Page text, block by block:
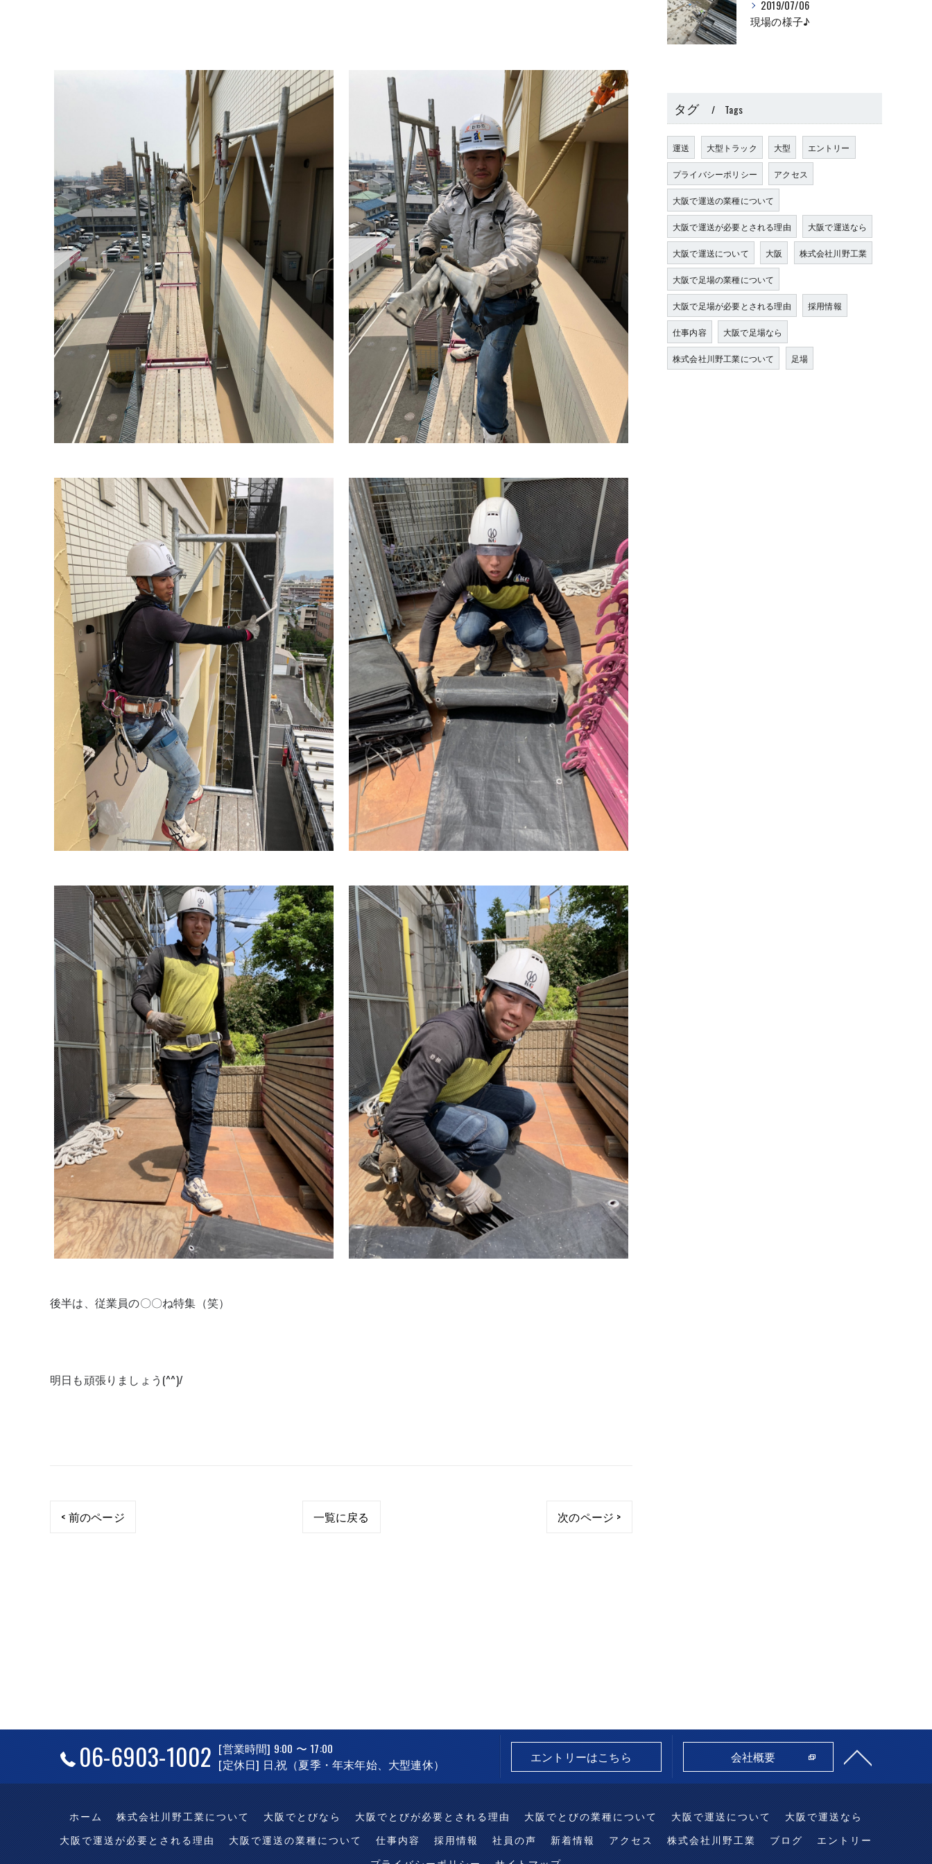
後半は、従業員の〇〇ね特集（笑）
明日も頑張りましょう(^^)/
< 前のページ 一覧に戻る 次のページ >
2019/07/06
現場の様子♪
タグ Tags
運送 大型トラック 大型 エントリー
プライバシーポリシー アクセス
大阪で運送の業種について
大阪で運送が必要とされる理由 大阪で運送なら
大阪で運送について 大阪 株式会社川野工業
大阪で足場の業種について
大阪で足場が必要とされる理由 採用情報
仕事内容 大阪で足場なら
株式会社川野工業について 足場
06-6903-1002 [営業時間] 9:00 〜 17:00
[定休日] 日,祝（夏季・年末年始、大型連休）
エントリーはこちら 会社概要
ホーム 株式会社川野工業について 大阪でとびなら 大阪でとびが必要とされる理由 大阪でとびの業種について 大阪で運送について
大阪で運送なら
大阪で運送が必要とされる理由
大阪で運送の業種について 仕事内容 採用情報 社員の声 新着情報 アクセス 株式会社川野工業 ブログ
エントリー